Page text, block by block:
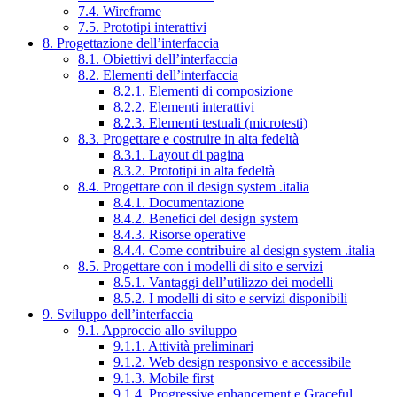
7.4. Wireframe
7.5. Prototipi interattivi
8. Progettazione dell’interfaccia
8.1. Obiettivi dell’interfaccia
8.2. Elementi dell’interfaccia
8.2.1. Elementi di composizione
8.2.2. Elementi interattivi
8.2.3. Elementi testuali (microtesti)
8.3. Progettare e costruire in alta fedeltà
8.3.1. Layout di pagina
8.3.2. Prototipi in alta fedeltà
8.4. Progettare con il design system .italia
8.4.1. Documentazione
8.4.2. Benefici del design system
8.4.3. Risorse operative
8.4.4. Come contribuire al design system .italia
8.5. Progettare con i modelli di sito e servizi
8.5.1. Vantaggi dell’utilizzo dei modelli
8.5.2. I modelli di sito e servizi disponibili
9. Sviluppo dell’interfaccia
9.1. Approccio allo sviluppo
9.1.1. Attività preliminari
9.1.2. Web design responsivo e accessibile
9.1.3. Mobile first
9.1.4. Progressive enhancement e Graceful